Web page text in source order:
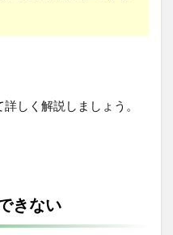
しく解説しましょう。
きない